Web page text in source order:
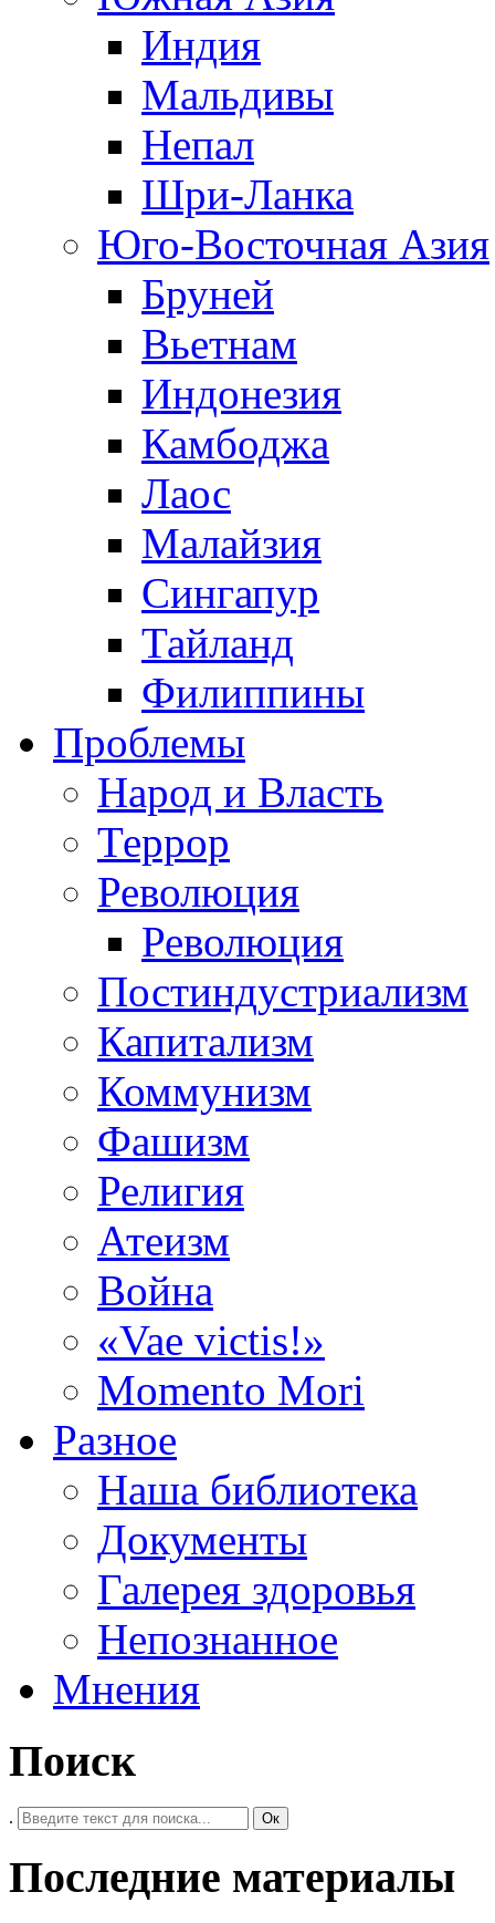
Индия
Мальдивы
Непал
Шри-Ланка
Юго-Восточная Азия
Бруней
Вьетнам
Индонезия
Камбоджа
Лаос
Малайзия
Сингапур
Тайланд
Филиппины
Проблемы
Народ и Власть
Террор
Революция
Революция
Постиндустриализм
Капитализм
Коммунизм
Фашизм
Религия
Атеизм
Война
«Vae victis!»
Momento Mori
Разное
Наша библиотека
Документы
Галерея здоровья
Непознанное
Мнения
Поиск
. Ок
Последние материалы